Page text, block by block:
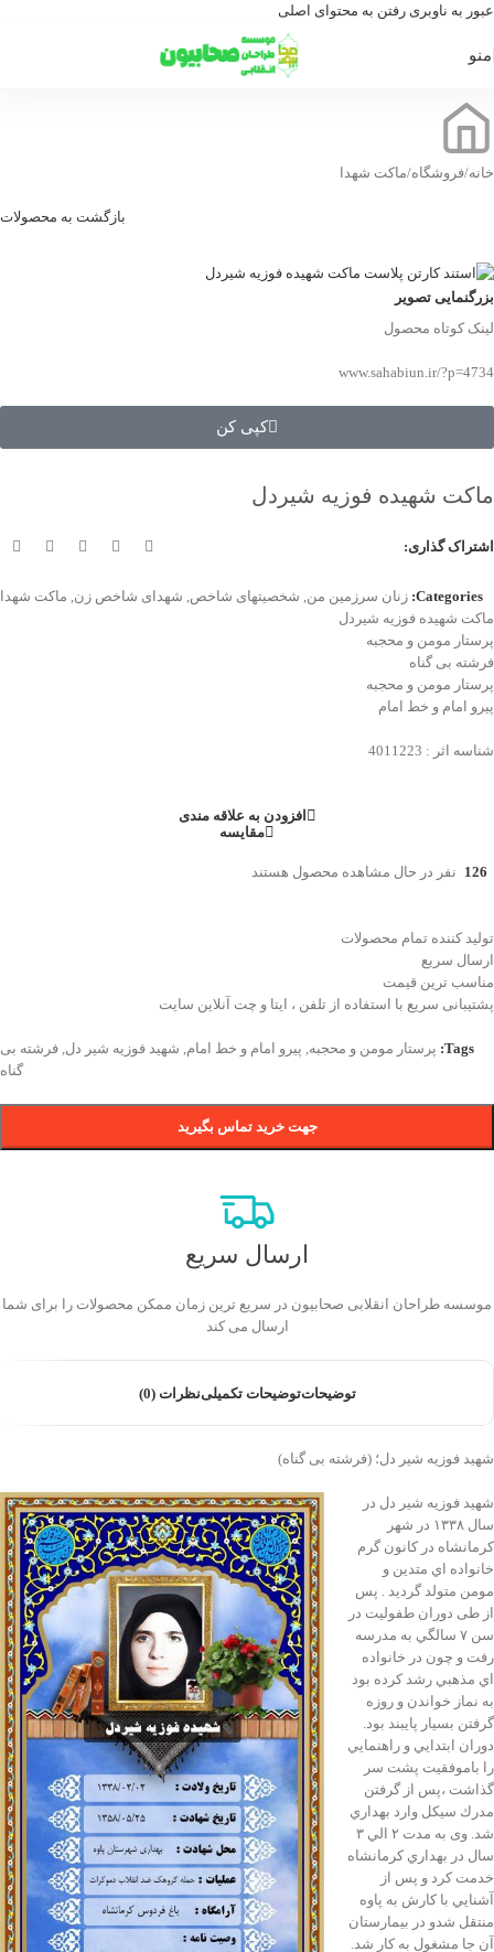
عبور به ناوبری رفتن به محتوای اصلی
منو
خانه/فروشگاه/ماکت شهدا
بازگشت به محصولات
بزرگنمایی تصویر
لینک کوتاه محصول
www.sahabiun.ir/?p=4734
کپی کن
ماکت شهیده فوزیه شیردل
اشتراک گذاری:
Categories: زنان سرزمین من, شخصیتهای شاخص, شهدای شاخص زن, ماکت شهدا
ماکت شهیده فوزیه شیردل
پرستار مومن و محجبه
فرشته بی گناه
پرستار مومن و محجبه
پيرو امام و خط امام
شناسه اثر : 4011223
افزودن به علاقه مندی
مقایسه
126 نفر در حال مشاهده محصول هستند
تولید کننده تمام محصولات
ارسال سریع
مناسب ترین قیمت
پشتیبانی سریع با استفاده از تلفن ، ایتا و چت آنلاین سایت
Tags: پرستار مومن و محجبه, پيرو امام و خط امام, شهيد فوزيه شیر دل, فرشته بی
گناه
جهت خرید تماس بگیرید
ارسال سریع
موسسه طراحان انقلابی صحابیون در سریع ترین زمان ممکن محصولات را برای شما
ارسال می کند
توضیحاتتوضیحات تکمیلینظرات (0)
شهيد فوزيه شیر دل؛ (فرشته بی گناه)
شهيد فوزيه شیر دل در
سال ۱۳۳۸ در شهر
كرمانشاه در كانون گرم
خانواده اي متدين و
مومن متولد گرديد . پس
از طی دوران طفولیت در
سن ۷ سالگي به مدرسه
رفت و چون در خانواده
اي مذهبي رشد كرده بود
به نماز خواندن و روزه
گرفتن بسيار پايبند بود.
دوران ابتدايي و راهنمايي
را باموفقيت پشت سر
گذاشت ،پس از گرفتن
مدرك سيكل وارد بهداري
شد. وی به مدت ۲ الي ۳
سال در بهداري كرمانشاه
خدمت كرد و پس از
آشنايي با كارش به پاوه
منتقل شدو در بيمارستان
آن جا مشغول به كار شد.